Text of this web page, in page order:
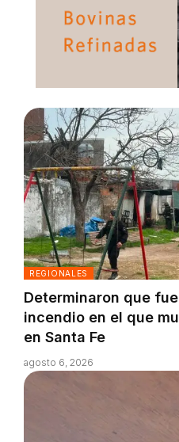
REGIONALES
Determinaron que
incendio en el que
en Santa Fe
agosto 6, 2026